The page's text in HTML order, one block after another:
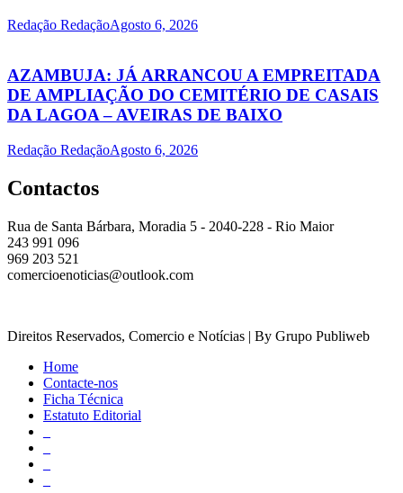
Redação RedaçãoAgosto 6, 2026
AZAMBUJA: JÁ ARRANCOU A EMPREITADA
DE AMPLIAÇÃO DO CEMITÉRIO DE CASAIS
DA LAGOA – AVEIRAS DE BAIXO
Redação RedaçãoAgosto 6, 2026
Contactos
Rua de Santa Bárbara, Moradia 5 - 2040-228 - Rio Maior
243 991 096
969 203 521
comercioenoticias@outlook.com
Direitos Reservados, Comercio e Notícias | By Grupo Publiweb
Home
Contacte-nos
Ficha Técnica
Estatuto Editorial